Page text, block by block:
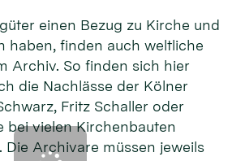
einen Bezug zu Kirche und
haben, finden auch weltliche
Archiv. So finden sich hier
die Nachlässe der Kölner
Fritz Schaller oder
bei vielen Kirchenbauten
Archivare müssen jeweils